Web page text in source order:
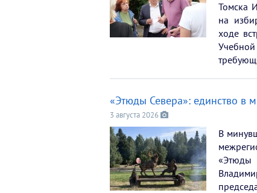
Томска
на
ходе
«Этюды Севера»: единство в
3 августа 2026
В
«Этюды